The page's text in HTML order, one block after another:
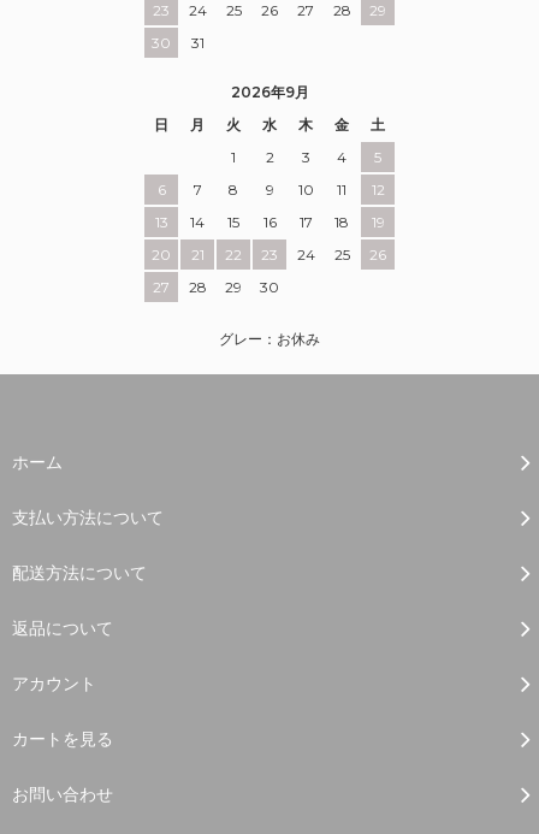
23
24 25 26 27 28
29
30
31
2026年9月
日
月 火 水 木 金
土
1
2 3 4
5
6
7 8 9 10 11
12
13
14 15 16 17 18
19
20
21 22 23 24 25
26
27
28 29 30
グレー：お休み
ホーム
支払い方法について
配送方法について
返品について
アカウント
カートを見る
お問い合わせ